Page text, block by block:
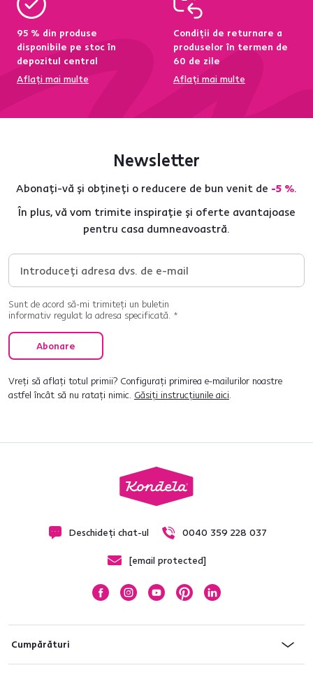
95 % din produse
disponibile pe stoc în
depozitul central
Aflați mai multe
Condiții de returnare a
produselor în termen de
60 de zile
Aflați mai multe
Newsletter
Abonați-vă și obțineți o reducere de bun venit de -5 %.
În plus, vă vom trimite inspirație și oferte avantajoase
pentru casa dumneavoastră.
Sunt de acord să-mi trimiteți un buletin
informativ regulat la adresa specificată. *
Abonare
Vreți să aflați totul primii? Configurați primirea e-mailurilor noastre
astfel încât să nu ratați nimic. Găsiți instrucțiunile aici.
Deschideți chat-ul 0040 359 228 037
[email protected]
Cumpărături